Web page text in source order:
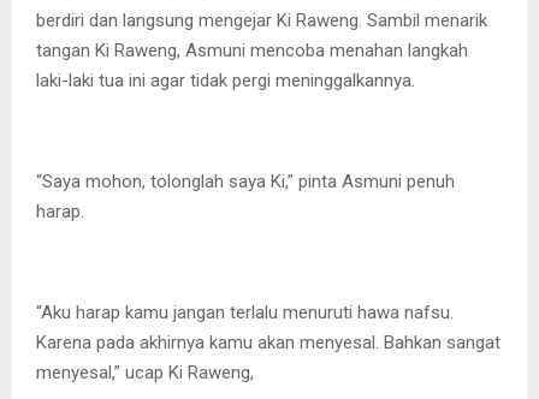
berdiri dan langsung mengejar Ki Raweng. Sambil menarik
tangan Ki Raweng, Asmuni mencoba menahan langkah
laki-laki tua ini agar tidak pergi meninggalkannya.
“Saya mohon, tolonglah saya Ki,” pinta Asmuni penuh
harap.
“Aku harap kamu jangan terlalu menuruti hawa nafsu.
Karena pada akhirnya kamu akan menyesal. Bahkan sangat
menyesal,” ucap Ki Raweng,